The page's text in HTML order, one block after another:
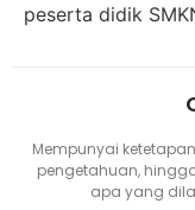
peserta didik
Mempunyai
pengetahuan,
apa yang